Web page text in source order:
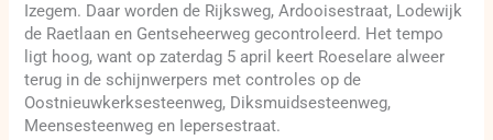
Izegem. Daar worden de Rijksweg, Ardooisestraat, Lodewijk
de Raetlaan en Gentseheerweg gecontroleerd. Het tempo
ligt hoog, want op zaterdag 5 april keert Roeselare alweer
terug in de schijnwerpers met controles op de
Oostnieuwkerksesteenweg, Diksmuidsesteenweg,
Meensesteenweg en Iepersestraat.